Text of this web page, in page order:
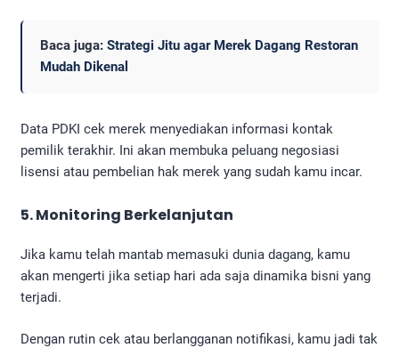
Baca juga: Strategi Jitu agar Merek Dagang Restoran
Mudah Dikenal
Data PDKI cek merek menyediakan informasi kontak
pemilik terakhir. Ini akan membuka peluang negosiasi
lisensi atau pembelian hak merek yang sudah kamu incar.
5. Monitoring Berkelanjutan
Jika kamu telah mantab memasuki dunia dagang, kamu
akan mengerti jika setiap hari ada saja dinamika bisni yang
terjadi.
Dengan rutin cek atau berlangganan notifikasi, kamu jadi tak